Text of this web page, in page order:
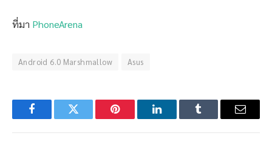
ที่มา PhoneArena
Android 6.0 Marshmallow Asus
FacebookTwitter Pinterest LinkedInTumblr Email